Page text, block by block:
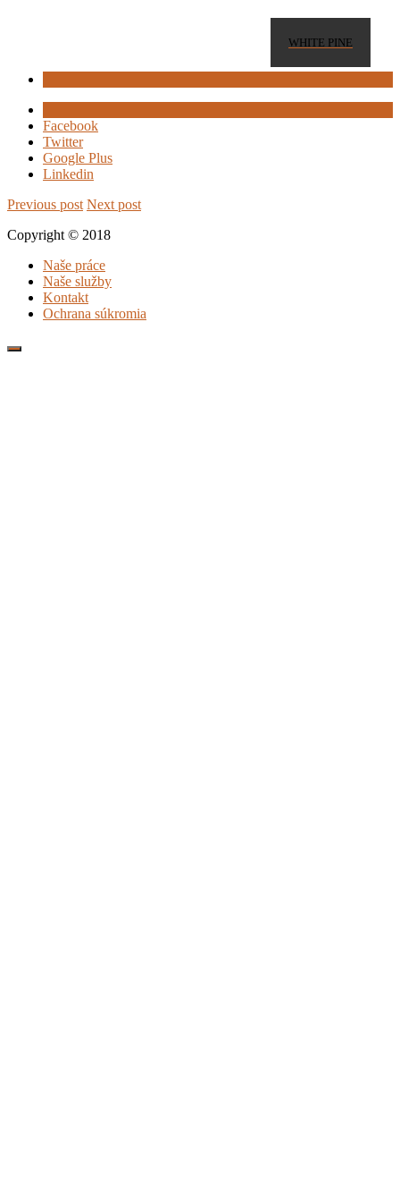
WHITE PINE
Facebook
Twitter
Google Plus
Linkedin
Previous post Next post
Copyright © 2018
Naše práce
Naše služby
Kontakt
Ochrana súkromia